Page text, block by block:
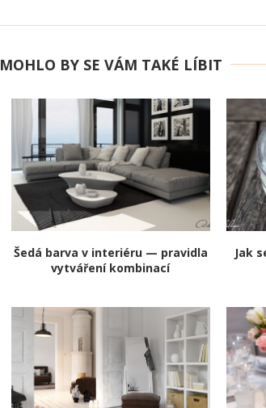
MOHLO BY SE VÁM TAKÉ LÍBIT
Šedá barva v interiéru — pravidla
vytváření kombinací
Jak